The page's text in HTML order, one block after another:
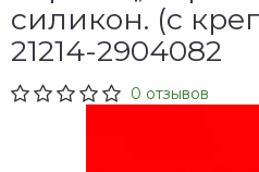
силикон. (с
21214-2904082
0 отзывов